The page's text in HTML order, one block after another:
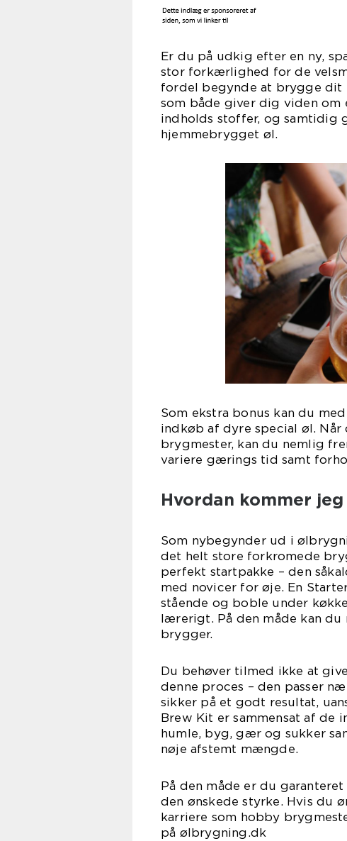
Er du på udkig efter en ny,
stor forkærlighed for de
fordel begynde at brygge dit
som både giver dig viden om
indholds stoffer, og samtidig
hjemmebrygget øl.
Som ekstra bonus kan du
indkøb af dyre special øl.
brygmester, kan du nemlig
variere gærings tid samt
Hvordan kommer
Som nybegynder ud i
det helt store forkromede
perfekt startpakke – den
med novicer for øje. En
stående og boble under
lærerigt. På den måde kan
brygger.
Du behøver tilmed ikke at
denne proces – den passer
sikker på et godt resultat,
Brew Kit er sammensat af de
humle, byg, gær og sukker
nøje afstemt mængde.
På den måde er du
den ønskede styrke. Hvis du
karriere som hobby
på ølbrygning.dk